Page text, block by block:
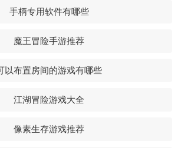
手柄专用软件有哪些
魔王冒险手游推荐
以布置房间的游戏有哪些
江湖冒险游戏大全
像素生存游戏推荐